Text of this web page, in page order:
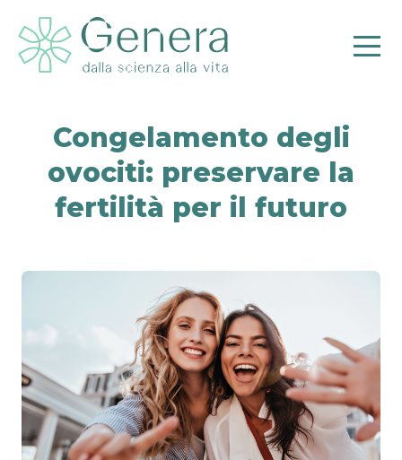
Congelamento degli
ovociti: preservare la
fertilità per il futuro